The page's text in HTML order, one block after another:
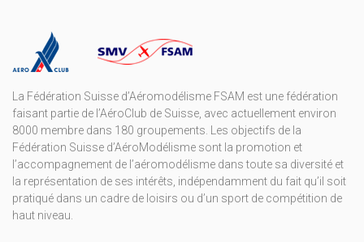
La Fédération Suisse d’Aéromodélisme FSAM est une fédération
faisant partie de l’AéroClub de Suisse, avec actuellement environ
8000 membre dans 180 groupements. Les objectifs de la
Fédération Suisse d’AéroModélisme sont la promotion et
l’accompagnement de l’aéromodélisme dans toute sa diversité et
la représentation de ses intérêts, indépendamment du fait qu’il soit
pratiqué dans un cadre de loisirs ou d’un sport de compétition de
haut niveau.